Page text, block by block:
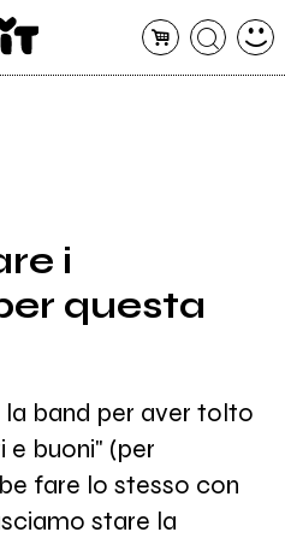
i
questa
la band per aver tolto
buoni" (per
fare lo stesso con
stare la